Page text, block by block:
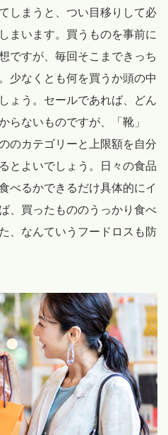
しまうと、つい目移りして必
まいます。買うものを事前に
ですが、毎回そこまできっち
少なくとも何を買うか頭の中
ょう。セールであれば、どん
らないものですが、「靴」
のカテゴリーと上限額を自分
とよいでしょう。日々の食品
べるかできるだけ具体的にイ
、買ったもののうっかり食べ
、なんていうフードロスも防